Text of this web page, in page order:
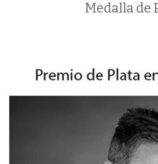
Medalla de